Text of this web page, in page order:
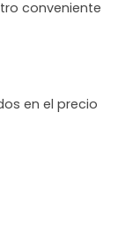
conveniente
en el precio